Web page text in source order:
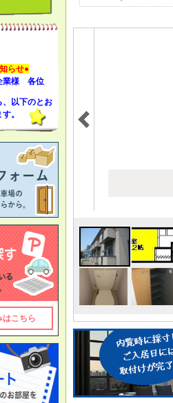
らせ●
業様 各位
、以下のとお
。
業とさせて頂
：00より通
す
ウィーク休
業様 各位
以下の通り、
。
6（水）
営業いたしま
はこちら